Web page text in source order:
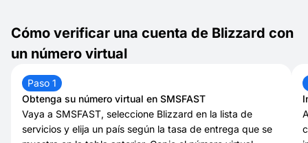
Cómo verificar una cuenta de Blizzard con
un número virtual
Paso 1
Obtenga su número virtual en SMSFAST
Vaya a SMSFAST, seleccione Blizzard en la lista de
servicios y elija un país según la tasa de entrega que se